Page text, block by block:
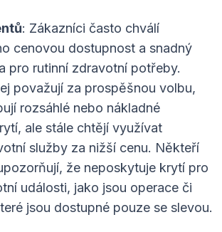
: Zákazníci často chválí
cenovou dostupnost a snadný
pro rutinní zdravotní potřeby.
považují za prospěšnou volbu,
rozsáhlé nebo nákladné
ale stále chtějí využívat
služby za nižší cenu. Někteří
že neposkytuje krytí pro
události, jako jsou operace či
jsou dostupné pouze se slevou.